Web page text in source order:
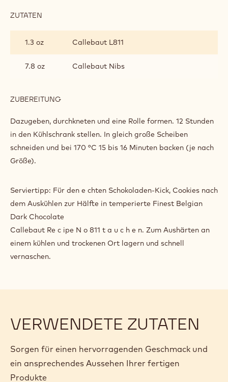
ZUTATEN
SCHOKOLADENSTÜCKCHEN
1.3 oz Callebaut L811
7.8 oz Callebaut Nibs
ZUBEREITUNG
MIT
Dazugeben, durchkneten und eine Rolle formen. 12 Stunden
in den Kühlschrank stellen. In gleich große Scheiben
schneiden und bei 170 °C 15 bis 16 Minuten backen (je nach
Größe).
Serviertipp: Für den e chten Schokoladen-Kick, Cookies nach
dem Auskühlen zur Hälfte in temperierte Finest Belgian
Dark Chocolate
Callebaut Re c ipe N o 811 t a u c h e n. Zum Aushärten an
einem kühlen und trockenen Ort lagern und schnell
vernaschen.
VERWENDETE ZUTATEN
Sorgen für einen hervorragenden Geschmack und
ein ansprechendes Aussehen Ihrer fertigen
Produkte